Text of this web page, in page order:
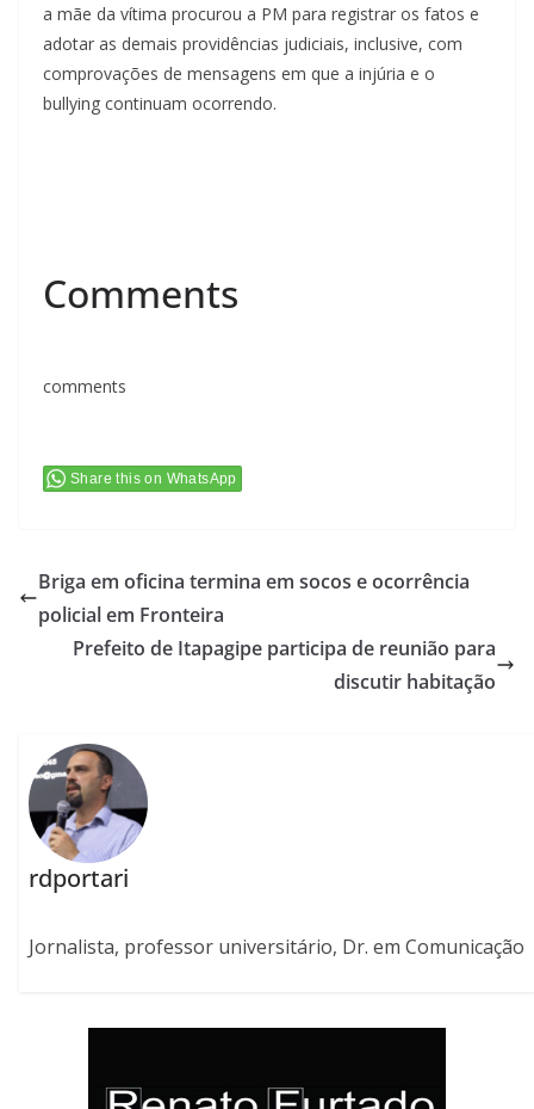
a mãe da vítima procurou a PM para registrar os fatos e
adotar as demais providências judiciais, inclusive, com
comprovações de mensagens em que a injúria e o
bullying continuam ocorrendo.
Comments
comments
Share this on WhatsApp
Briga em oficina termina em socos e ocorrência
policial em Fronteira
Prefeito de Itapagipe participa de reunião para
discutir habitação
rdportari
Jornalista, professor universitário, Dr. em Comunicação